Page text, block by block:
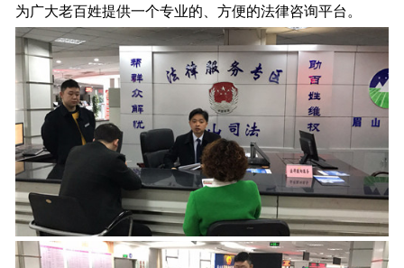
为广大老百姓提供一个专业的、方便的法律咨询平台。